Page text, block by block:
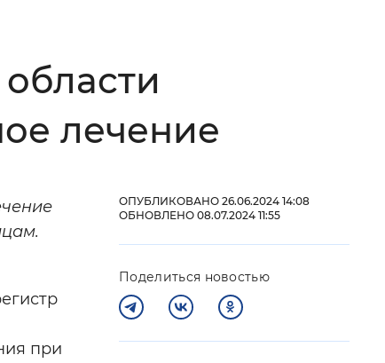
лечение
при
ОПУБЛИКОВАНО 26.06.2024 14:08
ОБНОВЛЕНО 08.07.2024 11:55
Поделиться новостью